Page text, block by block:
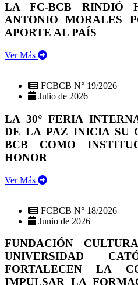
LA FC-BCB RINDIÓ
ANTONIO MORALES
APORTE AL PAÍS
Ver Más
FCBCB N° 19/2026
Julio de 2026
LA 30° FERIA
DE LA PAZ INICIA SU
BCB COMO
HONOR
Ver Más
FCBCB N° 18/2026
Junio de 2026
FUNDACIÓN
UNIVERSIDAD
FORTALECEN LA
IMPULSAR LA